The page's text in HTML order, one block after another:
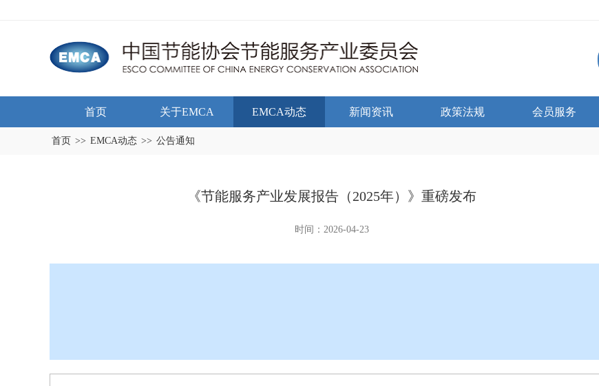
首页 关于EMCA EMCA动态 新闻资讯 政策法规 会员服务
首页 >> EMCA动态 >> 公告通知
《节能服务产业发展报告（2025年）》重磅发布
时间：2026-04-23